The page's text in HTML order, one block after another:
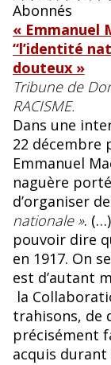
Abonnés
« Emmanuel
“l’identité
douteux »
Tribune de
RACISME.
Dans une
22 décembre
Emmanuel
naguère
d’organiser
nationale ».
pouvoir dire
en 1917. On
est d’autant
la
trahisons, de
précisément
acquis durant